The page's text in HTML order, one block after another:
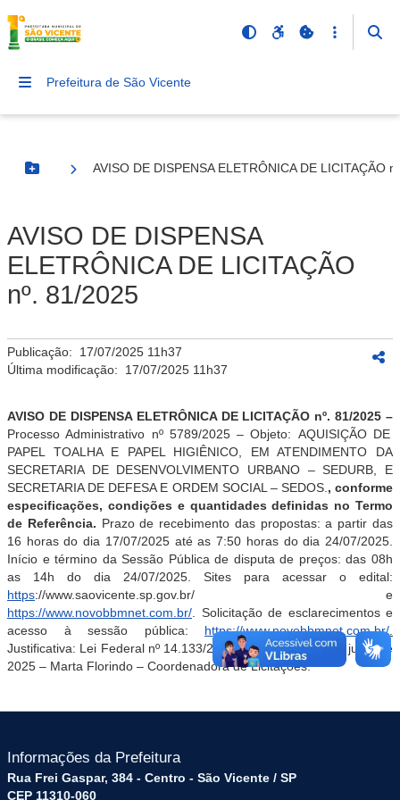
Prefeitura de São Vicente
Botão Menu
AVISO DE DISPENSA ELETRÔNICA DE LICITAÇÃO
AVISO DE DISPENSA
ELETRÔNICA DE LICITAÇÃO
nº. 81/2025
Publicação: 17/07/2025 11h37
Última modificação: 17/07/2025 11h37
AVISO DE DISPENSA ELETRÔNICA DE LICITAÇÃO nº. 81/2025 –
Processo Administrativo nº 5789/2025 – Objeto: AQUISIÇÃO DE
PAPEL TOALHA E PAPEL HIGIÊNICO, EM ATENDIMENTO DA
SECRETARIA DE DESENVOLVIMENTO URBANO – SEDURB, E
SECRETARIA DE DEFESA E ORDEM SOCIAL – SEDOS. , conforme
especificações, condições e quantidades definidas no Termo
de Referência. Prazo de recebimento das propostas: a partir das
16 horas do dia 17/07/2025 até as 7:50 horas do dia 24/07/2025.
Início e término da Sessão Pública de disputa de preços: das 08h
as 14h do dia 24/07/2025. Sites para acessar o edital:
https://www.saovicente.sp.gov.br/ e
https://www.novobbmnet.com.br/ . Solicitação de esclarecimentos e
acesso à sessão pública: https://www.novobbmnet.com.br/
Justificativa: Lei Federal nº 14.133/21 – São Vicente, 17 de julho de
2025 – Marta Florindo – Coordenadora de Licitações.
Informações da Prefeitura
Rua Frei Gaspar, 384 - Centro - São Vicente / SP
CEP 11310-060